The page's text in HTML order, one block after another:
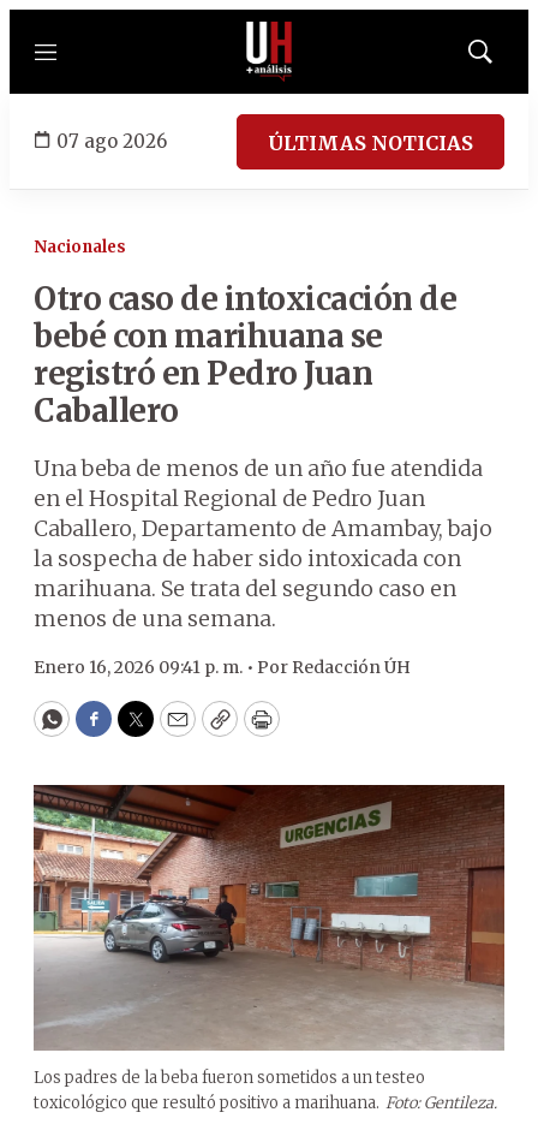
Menú
Mostrar
07 ago 2026 ÚLTIMAS NOTICIAS
Nacionales
Otro caso de intoxicación de
bebé con marihuana se
registró en Pedro Juan
Caballero
Una beba de menos de un año fue atendida
en el Hospital Regional de Pedro Juan
Caballero, Departamento de Amambay, bajo
la sospecha de haber sido intoxicada con
marihuana. Se trata del segundo caso en
menos de una semana.
Enero 16, 2026 09:41 p. m. • Por Redacción ÚH
WhatsApp
Facebook
Twitter
EmailCopyPrint
Los padres de la beba fueron sometidos a un testeo
toxicológico que resultó positivo a marihuana. Foto: Gentileza.